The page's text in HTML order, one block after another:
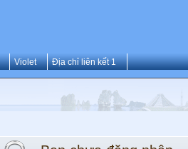
Violet Địa chỉ liên kết 1